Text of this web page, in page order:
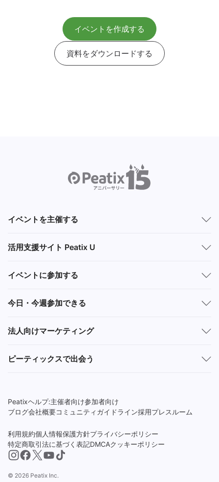
イベントを作成する
資料をダウンロードする
イベントを主催する
活用支援サイト Peatix U
イベントに参加する
今日・今週参加できる
法人向けマーケティング
ピーティックスで出会う
Peatixヘルプ:主催者向け参加者向け
ブログ会社概要コミュニティガイドライン採用プレスルーム
利用規約個人情報保護方針プライバシーポリシー
特定商取引法に基づく表記DMCAクッキーポリシー
© 2026 Peatix Inc.